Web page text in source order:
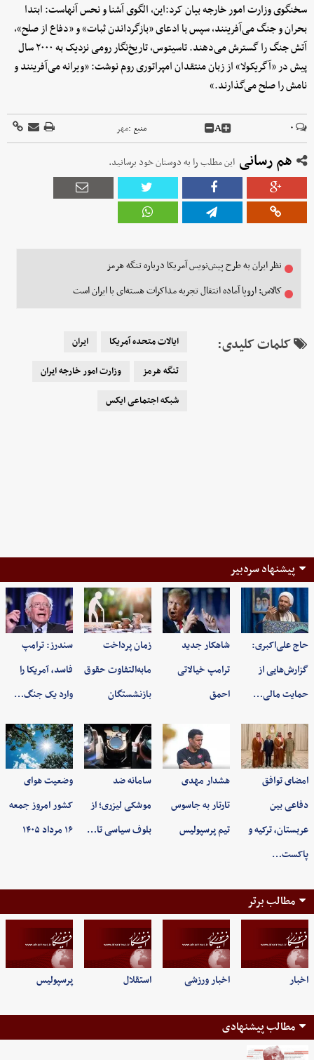
سخنگوی وزارت امور خارجه بیان کرد:این، الگوی آشنا و نحس آنهاست: ابتدا
بحران و جنگ می‌آفرینند، سپس با ادعای «بازگرداندن ثبات» و «دفاع از صلح»،
آتش جنگ را گسترش می‌دهند. تاسیتوس، تاریخ‌نگار رومی نزدیک به ۲۰۰۰ سال
پیش در «آگریکولا» از زبان منتقدان امپراتوری روم نوشت: «ویرانه می‌آفرینند و
نامش را صلح می‌گذارند.»
۰ A منبع :مهر
هم رسانی این مطلب را به دوستان خود برسانید.
نظر ایران به طرح پیش‌نویس آمریکا درباره تنگه هرمز
کالاس: اروپا آماده انتقال تجربه مذاکرات هسته‌ای با ایران است
کلمات کلیدی: ایالات متحده آمریکا
ایران
تنگه هرمز
وزارت امور خارجه ایران
شبکه اجتماعی ایکس
پیشنهاد سردبیر
حاج علی‌اکبری:
گزارش‌هایی از
حمایت مالی…
شاهکار جدید
ترامپ خیالاتی
احمق
زمان پرداخت
مابه‌التفاوت حقوق
بازنشستگان
سندرز: ترامپ
فاسد، آمریکا را
وارد یک جنگ…
امضای توافق
دفاعی بین
عربستان، ترکیه و
پاکست…
هشدار مهدی
تارتار به جاسوس
تیم پرسپولیس
سامانه ضد
موشکی لیزری؛ از
بلوف سیاسی تا…
وضعیت هوای
کشور امروز جمعه
۱۶ مرداد ۱۴۰۵
مطالب برتر
اخبار اخبار ورزشی استقلال پرسپولیس
مطالب پیشنهادی